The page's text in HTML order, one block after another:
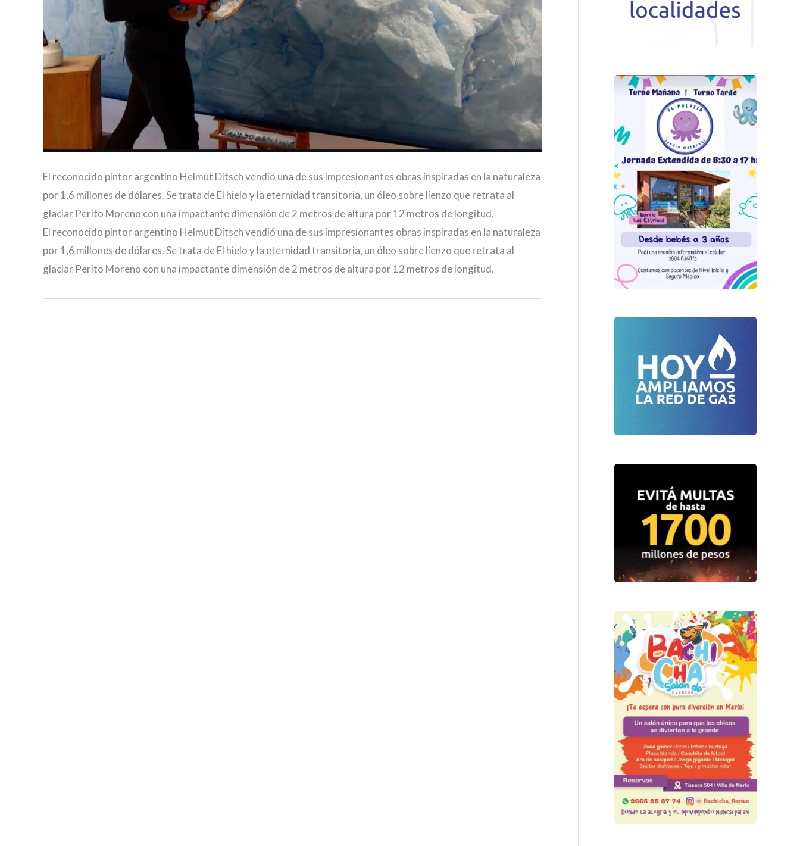
El reconocido pintor argentino Helmut Ditsch vendió una de sus impresionantes obras inspiradas en la naturaleza
por 1,6 millones de dólares. Se trata de El hielo y la eternidad transitoria, un óleo sobre lienzo que retrata al
glaciar Perito Moreno con una impactante dimensión de 2 metros de altura por 12 metros de longitud.
El reconocido pintor argentino Helmut Ditsch vendió una de sus impresionantes obras inspiradas en la naturaleza
por 1,6 millones de dólares. Se trata de El hielo y la eternidad transitoria, un óleo sobre lienzo que retrata al
glaciar Perito Moreno con una impactante dimensión de 2 metros de altura por 12 metros de longitud.